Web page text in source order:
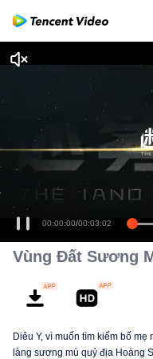
00:00:00/00:03:02
Vùng Đất Sương
Diêu Y, vì muốn tìm kiếm bố
làng sương mù quỷ địa Hoàng